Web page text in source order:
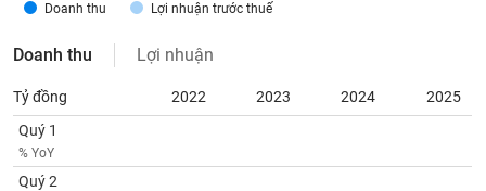
Doanh thu Lợi nhuận trước thuế
Doanh thu Lợi nhuận
Tỷ đồng 2022 2023 2024
2025
Quý 1
% YoY
Quý 2